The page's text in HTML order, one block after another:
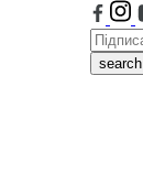
search